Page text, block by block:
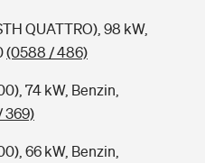
QUATTRO), 98 kW,
(0588 / 486)
74 kW, Benzin,
369)
66 kW, Benzin,